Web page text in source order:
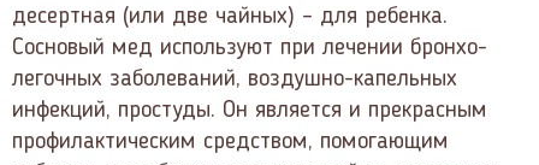
десертная (или две чайных) – для ребенка.
Сосновый мед используют при лечении бронхо-
легочных заболеваний, воздушно-капельных
инфекций, простуды. Он является и прекрасным
профилактическим средством, помогающим